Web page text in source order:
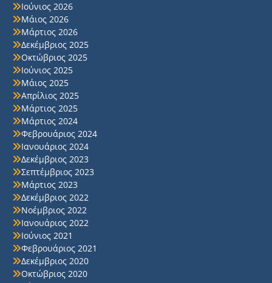
Ιούνιος 2026
Μάιος 2026
Μάρτιος 2026
Δεκέμβριος 2025
Οκτώβριος 2025
Ιούνιος 2025
Μάιος 2025
Απρίλιος 2025
Μάρτιος 2025
Μάρτιος 2024
Φεβρουάριος 2024
Ιανουάριος 2024
Δεκέμβριος 2023
Σεπτέμβριος 2023
Μάρτιος 2023
Δεκέμβριος 2022
Νοέμβριος 2022
Ιανουάριος 2022
Ιούνιος 2021
Φεβρουάριος 2021
Δεκέμβριος 2020
Οκτώβριος 2020